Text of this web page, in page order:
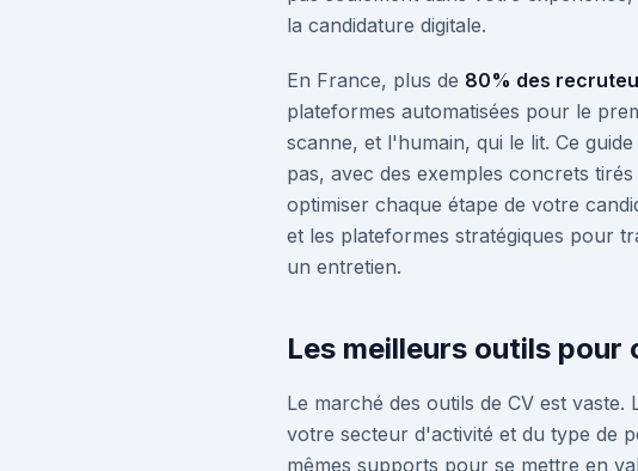
la candidature digitale.
En France, plus de 80% des
plateformes automatisées pour le
scanne, et l'humain, qui le lit. Ce
pas, avec des exemples concrets
optimiser chaque étape de votre
et les plateformes stratégiques pour
un entretien.
Les meilleurs outils pour
Le marché des outils de CV est
votre secteur d'activité et du type de
mêmes supports pour se mettre en